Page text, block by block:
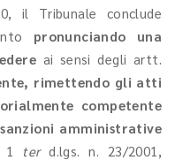
il Tribunale conclude
pronunciando una
ai sensi degli artt.
rimettendo gli atti
competente
amministrative
1 terd.lgs. n. 23/2001,